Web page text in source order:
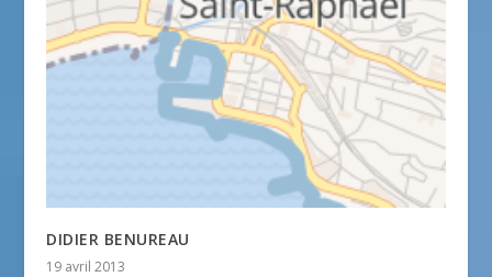
DIDIER BENUREAU
19 avril 2013